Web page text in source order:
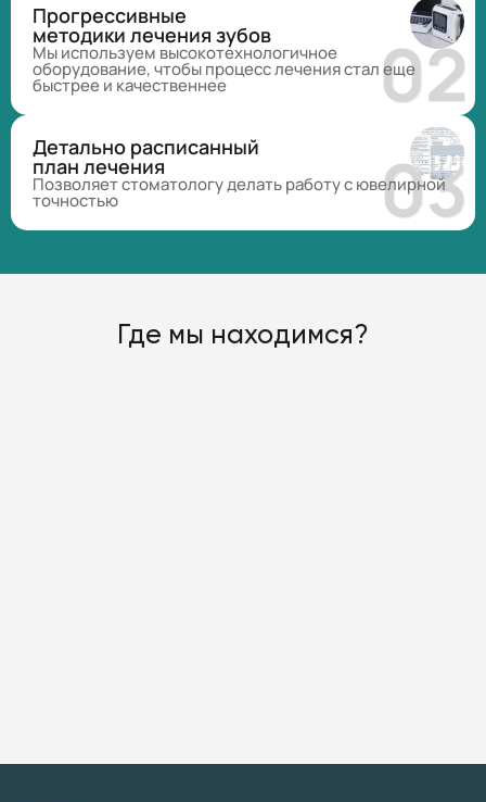
Прогрессивные
методики лечения зубов
Мы используем высокотехнологичное
оборудование, чтобы процесс лечения стал еще
быстрее и качественнее
Детально расписанный
план лечения
Позволяет стоматологу делать работу с ювелирной
точностью
Где мы находимся?